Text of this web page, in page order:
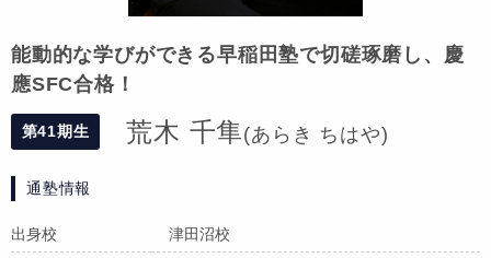
能動的な学びができる早稲田塾で切磋琢磨し、慶
應SFC合格！
第41期生 荒木 千隼(あらき ちはや)
通塾情報
出身校
津田沼校